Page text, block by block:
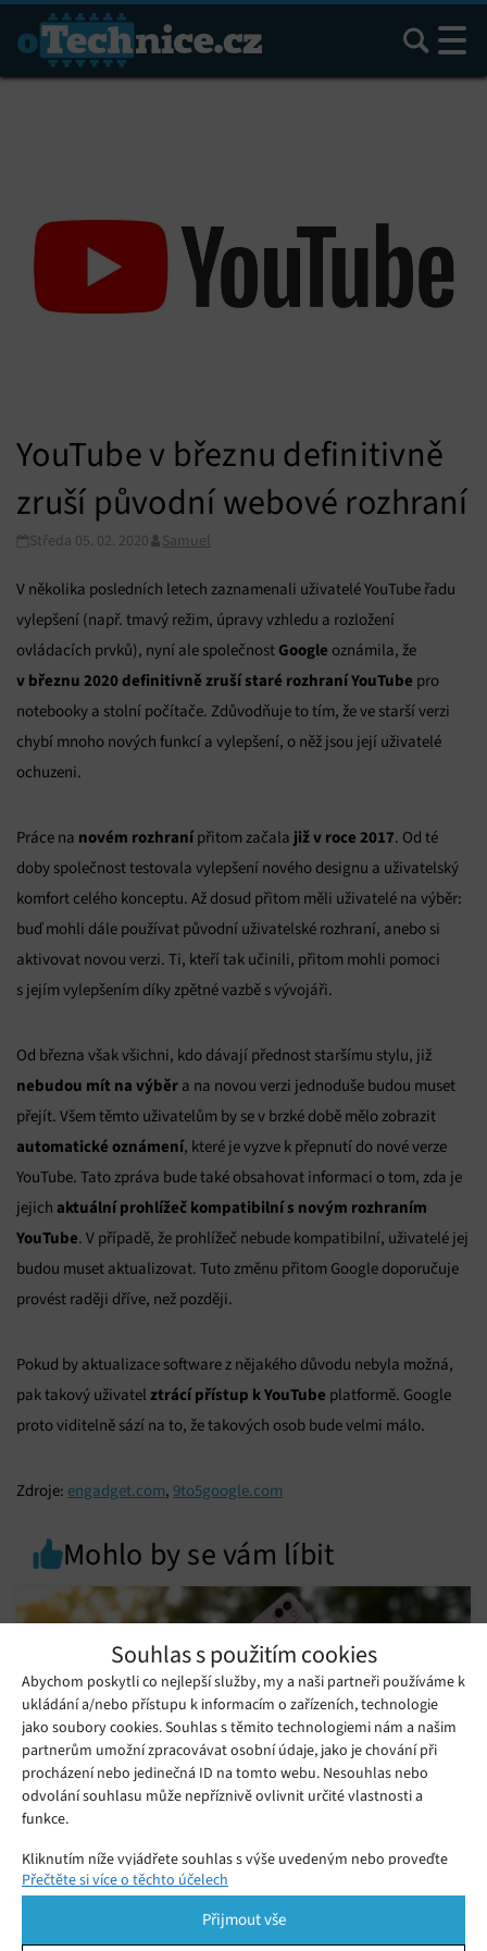
Souhlas s použitím cookies
Abychom poskytli co nejlepší služby, my a naši partneři používáme k
ukládání a/nebo přístupu k informacím o zařízeních, technologie
jako soubory cookies. Souhlas s těmito technologiemi nám a našim
partnerům umožní zpracovávat osobní údaje, jako je chování při
procházení nebo jedinečná ID na tomto webu. Nesouhlas nebo
odvolání souhlasu může nepříznivě ovlivnit určité vlastnosti a
funkce.
Kliknutím níže vyjádřete souhlas s výše uvedeným nebo proveďte
podrobnější rozhodnutí. Vaše volby budou použity pouze na tomto
pomocí přepínačů v Zásadách cookies nebo kliknutím na tlačítko
Přečtěte si více o těchto účelech
Přijmout vše
Hledat
YouTube v březnu definitivně
zruší původní webové rozhraní
Středa 05. 02. 2020 Samuel
V několika posledních letech zaznamenali uživatelé YouTube řadu
vylepšení (např. tmavý režim, úpravy vzhledu a rozložení
ovládacích prvků), nyní ale společnost Google oznámila, že
v březnu 2020 definitivně zruší staré rozhraní YouTube pro
notebooky a stolní počítače. Zdůvodňuje to tím, že ve starší verzi
chybí mnoho nových funkcí a vylepšení, o něž jsou její uživatelé
ochuzeni.
Práce na novém rozhranípřitom začala již v roce 2017. Od té
doby společnost testovala vylepšení nového designu a uživatelský
komfort celého konceptu. Až dosud přitom měli uživatelé na výběr:
buď mohli dále používat původní uživatelské rozhraní, anebo si
aktivovat novou verzi. Ti, kteří tak učinili, přitom mohli pomoci
s jejím vylepšením díky zpětné vazbě s vývojáři.
Od března však všichni, kdo dávají přednost staršímu stylu, již
nebudou mít na výběr a na novou verzi jednoduše budou muset
přejít. Všem těmto uživatelům by se v brzké době mělo zobrazit
automatické oznámení, které je vyzve k přepnutí do nové verze
YouTube. Tato zpráva bude také obsahovat informaci o tom, zda je
jejich aktuální prohlížeč kompatibilní s novým rozhraním
YouTube. V případě, že prohlížeč nebude kompatibilní, uživatelé jej
budou muset aktualizovat. Tuto změnu přitom Google doporučuje
provést raději dříve, než později.
Pokud by aktualizace software z nějakého důvodu nebyla možná,
pak takový uživatel ztrácí přístup k YouTube platformě. Google
proto viditelně sází na to, že takových osob bude velmi málo.
Zdroje: engadget.com, 9to5google.com
Mohlo by se vám líbit
HONOR MagicPad 4: Jeden z nejtenčích
tabletů
Proč si koupit HONOR MagicPad 4? Otestovali jsme jeho OLED